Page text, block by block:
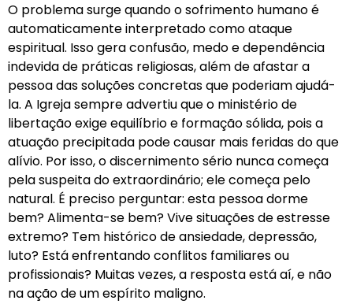
O problema surge quando o sofrimento humano é
automaticamente interpretado como ataque
espiritual. Isso gera confusão, medo e dependência
indevida de práticas religiosas, além de afastar a
pessoa das soluções concretas que poderiam ajudá-
la. A Igreja sempre advertiu que o ministério de
libertação exige equilíbrio e formação sólida, pois a
atuação precipitada pode causar mais feridas do que
alívio. Por isso, o discernimento sério nunca começa
pela suspeita do extraordinário; ele começa pelo
natural. É preciso perguntar: esta pessoa dorme
bem? Alimenta-se bem? Vive situações de estresse
extremo? Tem histórico de ansiedade, depressão,
luto? Está enfrentando conflitos familiares ou
profissionais? Muitas vezes, a resposta está aí, e não
na ação de um espírito maligno.